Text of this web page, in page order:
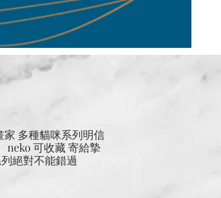
家 多種貓咪系列明信
neko 可收藏 寄給摯
絕對不能錯過